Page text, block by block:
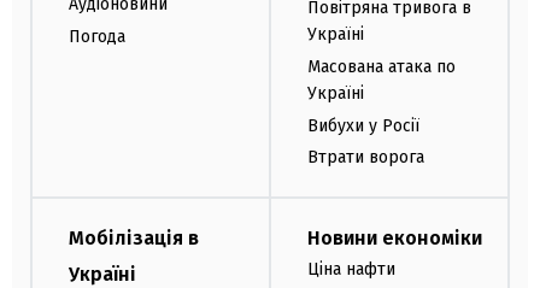
Погода
Повітряна тривога в
Україні
Масована атака по
Україні
Вибухи у Росії
Втрати ворога
Мобілізація в
Україні
Новини економіки
Ціна нафти